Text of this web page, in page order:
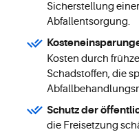
Sicherstellung
Abfallentsorgung.
Kosten durch
Schadstoffen, die
Schutz der
die Freisetzung